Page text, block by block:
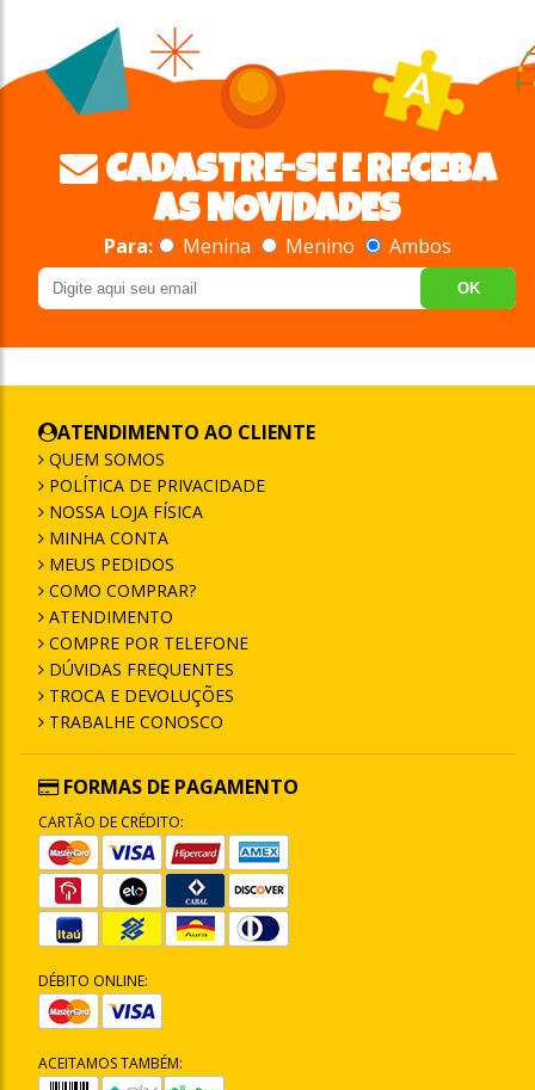
CADASTRE-SE E RECEBA
AS NOVIDADES
Para: Menina Menino Ambos
OK
ATENDIMENTO AO CLIENTE
QUEM SOMOS
POLÍTICA DE PRIVACIDADE
NOSSA LOJA FÍSICA
MINHA CONTA
MEUS PEDIDOS
COMO COMPRAR?
ATENDIMENTO
COMPRE POR TELEFONE
DÚVIDAS FREQUENTES
TROCA E DEVOLUÇÕES
TRABALHE CONOSCO
FORMAS DE PAGAMENTO
CARTÃO DE CRÉDITO:
DÉBITO ONLINE:
ACEITAMOS TAMBÉM: